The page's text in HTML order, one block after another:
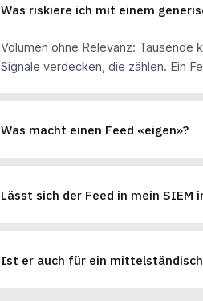
Was riskiere ich mit einem
Volumen ohne Relevanz: Tausende
Signale verdecken, die zählen. Ein
Was macht einen Feed «eigen»?
Lässt sich der Feed in mein SIEM
Ist er auch für ein